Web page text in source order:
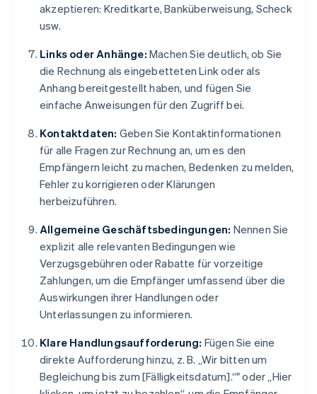
akzeptieren: Kreditkarte, Banküberweisung, Scheck
usw.
Links oder Anhänge: Machen Sie deutlich, ob Sie
die Rechnung als eingebetteten Link oder als
Anhang bereitgestellt haben, und fügen Sie
einfache Anweisungen für den Zugriff bei.
Kontaktdaten: Geben Sie Kontaktinformationen
für alle Fragen zur Rechnung an, um es den
Empfängern leicht zu machen, Bedenken zu melden,
Fehler zu korrigieren oder Klärungen
herbeizuführen.
Allgemeine Geschäftsbedingungen: Nennen Sie
explizit alle relevanten Bedingungen wie
Verzugsgebühren oder Rabatte für vorzeitige
Zahlungen, um die Empfänger umfassend über die
Auswirkungen ihrer Handlungen oder
Unterlassungen zu informieren.
Klare Handlungsaufforderung: Fügen Sie eine
direkte Aufforderung hinzu, z. B. „Wir bitten um
Begleichung bis zum [Fälligkeitsdatum].“" oder „Hier